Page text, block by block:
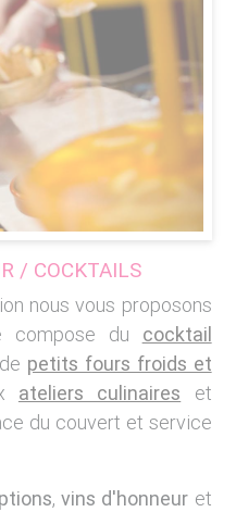
/ COCKTAILS
nous vous proposons
compose du cocktail
petits fours froids et
ateliers culinaires et
du couvert et service
, vins d'honneur et